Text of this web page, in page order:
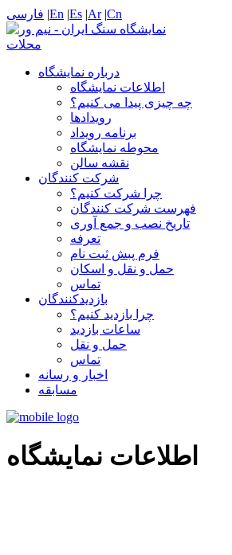
فارسی |En |Es |Ar|Cn
درباره نمایشگاه
اطلاعات نمایشگاه
چه چیزی پیدا می کنیم؟
رویدادها
برنامه رویداد
محوطه نمایشگاه
نقشه سالن
شرکت کنندگان
چرا شرکت کنیم؟
فهرست شرکت کنندگان
تاریخ نصب و جمع آوری
تعرفه
فرم پبش ثبت نام
حمل و نقل و اسکان
تماس
بازدیدکنندگان
چرا بازدید کنیم؟
ساعات بازدید
حمل و نقل
تماس
اخبار و رسانه
مسابقه
اطلاعات نمایشگاه